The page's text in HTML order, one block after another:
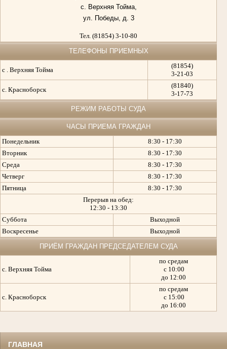
с. Верхняя Тойма,
ул. Победы, д. 3
Тел. (81854) 3-10-80
ТЕЛЕФОНЫ ПРИЕМНЫХ
с . Верхняя Тойма
(81854)
3-21-03
с. Красноборск
(81840)
3-17-73
РЕЖИМ РАБОТЫ СУДА
ЧАСЫ ПРИЕМА ГРАЖДАН
Понедельник
8:30 - 17:30
Вторник
8:30 - 17:30
Среда
8:30 - 17:30
Четверг
8:30 - 17:30
Пятница
8:30 - 17:30
Перерыв на обед:
12:30 - 13:30
Суббота
Выходной
Воскресенье
Выходной
ПРИЁМ ГРАЖДАН ПРЕДСЕДАТЕЛЕМ СУДА
с. Верхняя Тойма
по средам
с 10:00
до 12:00
с. Красноборск
по средам
с 15:00
до 16:00
ГЛАВНАЯ